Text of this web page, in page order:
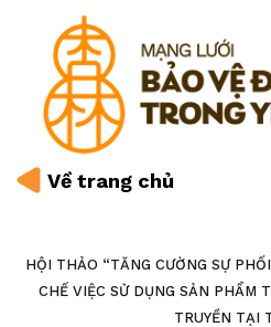
Về trang chủ
HỘI THẢO “TĂNG CƯỜNG SỰ
CHẾ VIỆC SỬ DỤNG SẢN PHẨM
TRUYỀN TẠI